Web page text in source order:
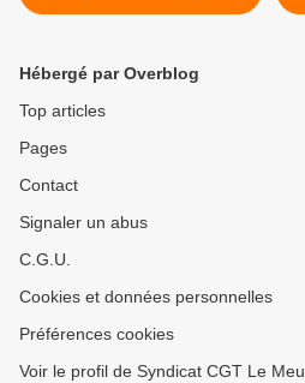
offre sur les produits à
Hébergé par Overblog
Top articles
Pages
Contact
Signaler un abus
C.G.U.
Cookies et données personnelles
Préférences cookies
Voir le profil de Syndicat CGT Le